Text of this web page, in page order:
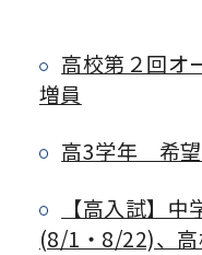
高校第２回オ
増員
高3学年 希望
【高入試】
(8/1・8/22)、高